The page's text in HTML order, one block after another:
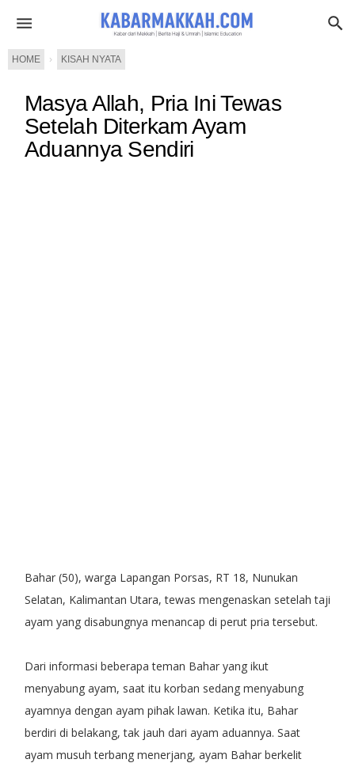
HOME › KISAH NYATA
Masya Allah, Pria Ini Tewas
Setelah Diterkam Ayam
Aduannya Sendiri
Bahar (50), warga Lapangan Porsas, RT 18, Nunukan
Selatan, Kalimantan Utara, tewas mengenaskan setelah taji
ayam yang disabungnya menancap di perut pria tersebut.
Dari informasi beberapa teman Bahar yang ikut
menyabung ayam, saat itu korban sedang menyabung
ayamnya dengan ayam pihak lawan. Ketika itu, Bahar
berdiri di belakang, tak jauh dari ayam aduannya. Saat
ayam musuh terbang menerjang, ayam Bahar berkelit